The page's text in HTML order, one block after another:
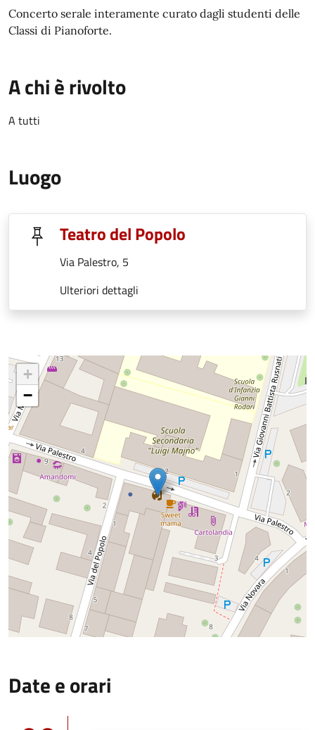
Concerto serale interamente curato dagli studenti delle
Classi di Pianoforte.
A chi è rivolto
A tutti
Luogo
Teatro del Popolo
Via Palestro, 5
Ulteriori dettagli
+
−
Date e orari